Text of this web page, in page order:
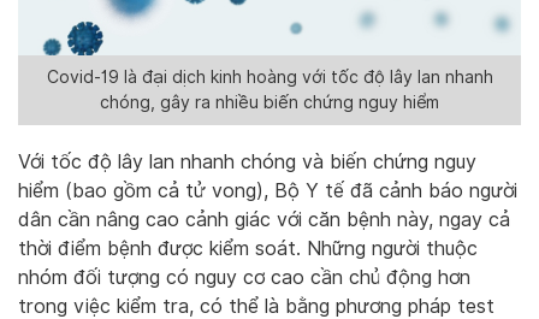
Covid-19 là đại dịch kinh hoàng với tốc độ lây lan nhanh
chóng, gây ra nhiều biến chứng nguy hiểm
Với tốc độ lây lan nhanh chóng và biến chứng nguy
hiểm (bao gồm cả tử vong), Bộ Y tế đã cảnh báo người
dân cần nâng cao cảnh giác với căn bệnh này, ngay cả
thời điểm bệnh được kiểm soát. Những người thuộc
nhóm đối tượng có nguy cơ cao cần chủ động hơn
trong việc kiểm tra, có thể là bằng phương pháp test